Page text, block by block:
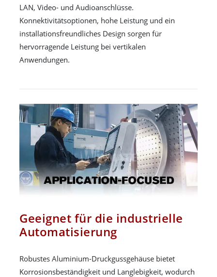
LAN, Video- und Audioanschlüsse.
Konnektivitätsoptionen, hohe Leistung und ein
installationsfreundliches Design sorgen für
hervorragende Leistung bei vertikalen
Anwendungen.
Geeignet für die industrielle
Automatisierung
Robustes Aluminium-Druckgussgehäuse bietet
Korrosionsbeständigkeit und Langlebigkeit, wodurch